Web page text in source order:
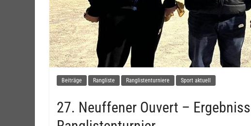
Beiträge Rangliste Ranglistenturniere Sport aktuell
27. Neuffener Ouvert –